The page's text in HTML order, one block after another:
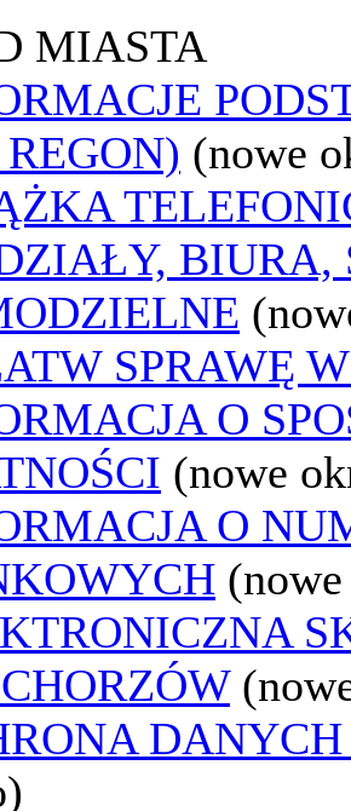
MIASTA
(nowe
BIURA,
SPRAWĘ
O
(nowe
O